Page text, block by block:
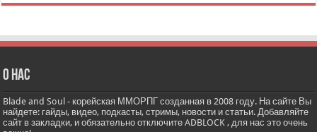
О нас
Blade and Soul - корейская ММОРПГ созданная в 2008 году. На сайте Вы
найдете: гайды, видео, подкасты, стримы, новости и статьи. Добавляйте
сайт в закладки, и обязательно отключите ADBLOCK , для нас это очень